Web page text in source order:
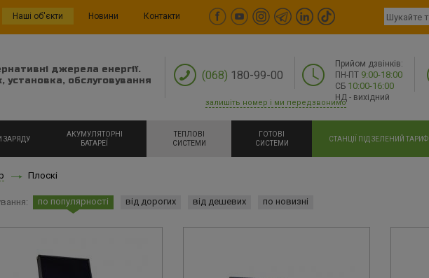
Наші об'єкти Новини Контакти
джерела енергії.
установка, обслуговування
(068) 180-99-00
Прийом дзвінків:
ПН-ПТ 9:00-18:00
СБ 10:00-16:00
НД - вихідний
залишіть номер і ми передзвонимо
ЗАРЯДУ
АКУМУЛЯТОРНІ
БАТАРЕЇ
ТЕПЛОВІ
СИСТЕМИ
ГОТОВІ
СИСТЕМИ
СТАНЦІЇ ПІД ЗЕЛЕНИЙ ТАРИФ
Плоскі
по популярності від дорогих від дешевих по новизні